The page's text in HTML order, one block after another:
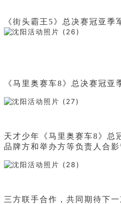
《街头霸王5》 总决赛冠亚季
《马里奥赛车8》 总决赛冠亚
天才少年《马里奥赛车8》 总
品牌方和举办方等负责人合影
三方联手合作，共同期待下一